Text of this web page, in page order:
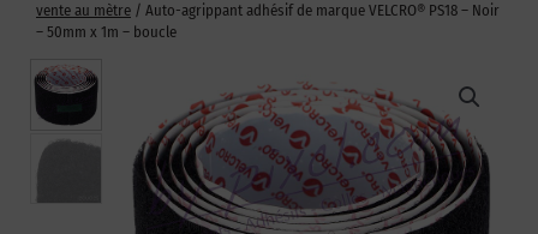
vente au mètre / Auto-agrippant adhésif de marque VELCRO® PS18 – Noir
– 50mm x 1m – boucle